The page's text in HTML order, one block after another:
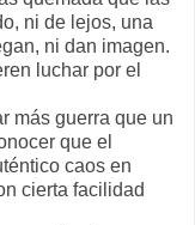
ni de lejos, una
ni dan imagen.
luchar por el
más guerra que un
que el
caos en
cierta facilidad